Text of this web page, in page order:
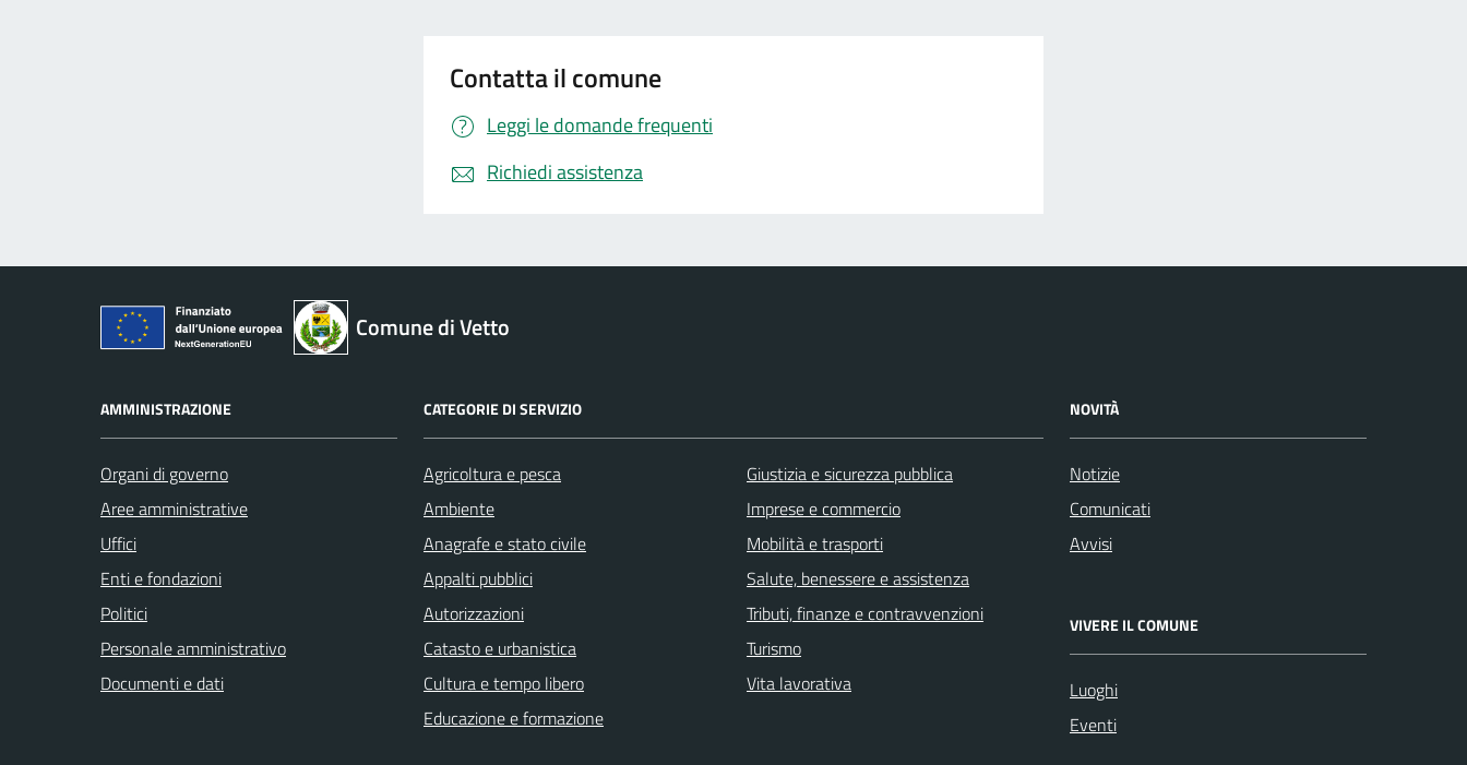
Contatta il comune
Leggi le domande frequenti
Richiedi assistenza
Comune di Vetto
AMMINISTRAZIONE
Organi di governo
Aree amministrative
Uffici
Enti e fondazioni
Politici
Personale amministrativo
Documenti e dati
CATEGORIE DI SERVIZIO
Agricoltura e pesca
Ambiente
Anagrafe e stato civile
Appalti pubblici
Autorizzazioni
Catasto e urbanistica
Cultura e tempo libero
Educazione e formazione
Giustizia e sicurezza pubblica
Imprese e commercio
Mobilità e trasporti
Salute, benessere e assistenza
Tributi, finanze e contravvenzioni
Turismo
Vita lavorativa
NOVITÀ
Notizie
Comunicati
Avvisi
VIVERE IL COMUNE
Luoghi
Eventi